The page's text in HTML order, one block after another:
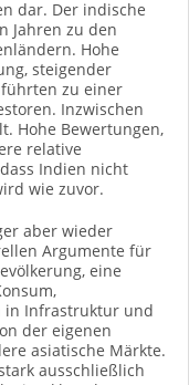
dar. Der indische
Jahren zu den
Hohe
steigender
zu einer
Inzwischen
Hohe Bewertungen,
relative
Indien nicht
wie zuvor.
aber wieder
Argumente für
eine
in Infrastruktur und
der eigenen
asiatische Märkte.
ausschließlich